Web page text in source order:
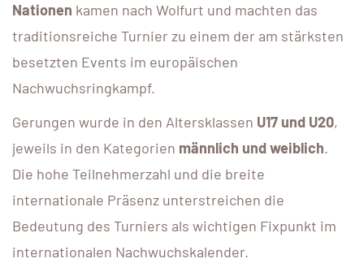
Nationen kamen nach Wolfurt und machten das
traditionsreiche Turnier zu einem der am stärksten
besetzten Events im europäischen
Nachwuchsringkampf.
Gerungen wurde in den Altersklassen U17 und U20,
jeweils in den Kategorien männlich und weiblich.
Die hohe Teilnehmerzahl und die breite
internationale Präsenz unterstreichen die
Bedeutung des Turniers als wichtigen Fixpunkt im
internationalen Nachwuchskalender.